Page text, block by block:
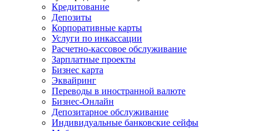
Кредитование
Депозиты
Корпоративные карты
Услуги по инкассации
Расчетно-кассовое обслуживание
Зарплатные проекты
Бизнес карта
Эквайринг
Переводы в иностранной валюте
Бизнес-Онлайн
Депозитарное обслуживание
Индивидуальные банковские сейфы